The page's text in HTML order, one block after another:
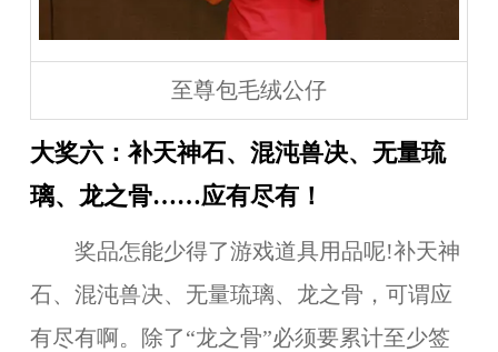
至尊包毛绒公仔
大奖六：补天神石、混沌兽决、无量琉
璃、龙之骨……应有尽有！
奖品怎能少得了游戏道具用品呢!补天神
石、混沌兽决、无量琉璃、龙之骨 ，可谓应
有尽有啊。除了“龙之骨”必须要累计至少签